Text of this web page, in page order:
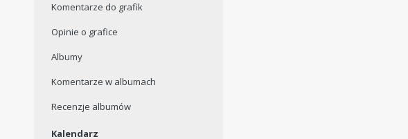
Komentarze do grafik
Opinie o grafice
Albumy
Komentarze w albumach
Recenzje albumów
Kalendarz